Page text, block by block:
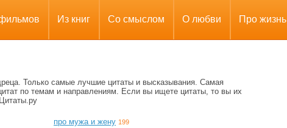
Из книг Со смыслом О любви Про жизнь
Только самые лучшие цитаты и высказывания. Самая
по темам и направлениям. Если вы ищете цитаты, то вы их
про мужа и жену 199